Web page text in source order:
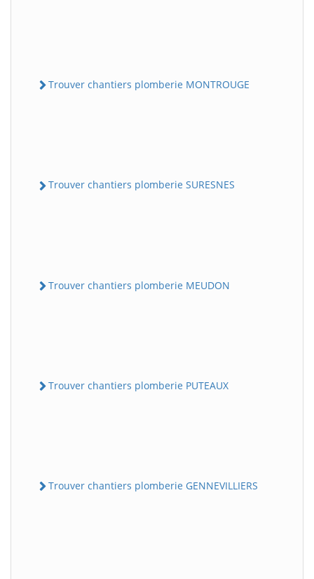
Trouver chantiers plomberie MONTROUGE
Trouver chantiers plomberie SURESNES
Trouver chantiers plomberie MEUDON
Trouver chantiers plomberie PUTEAUX
Trouver chantiers plomberie GENNEVILLIERS